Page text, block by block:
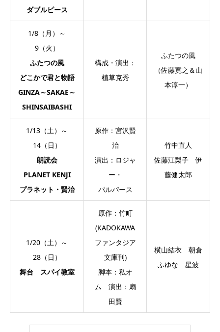
ダブルピース
1/8（月）～
9（火）
ふたつの風
どこかで君と物語
GINZA～SAKAE～
SHINSAIBASHI
構成・演出：
植草克秀
ふたつの風
（佐藤寛之＆山
本淳一）
1/13（土）～
14（日）
朗読会
PLANET KENJI
プラネット・賢治
原作：宮沢賢
治
演出：ロジャ
ー・
パルパース
竹中直人
佐藤江梨子 伊
藤健太郎
1/20（土）～
28（日）
舞台 スパイ教室
原作：竹町
(KADOKAWA
ファンタジア
文庫刊)
脚本：私オ
ム 演出：扇
田賢
横山結衣 朝倉
ふゆな 星波